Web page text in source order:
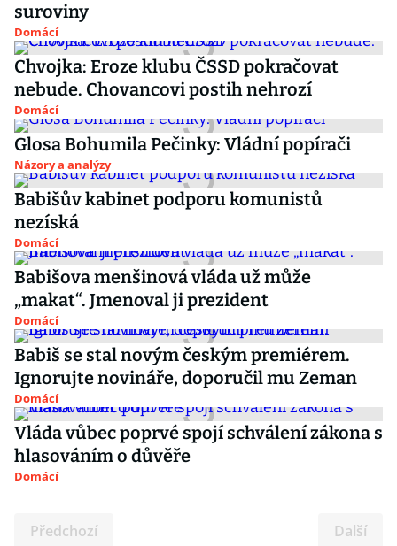
suroviny
Domácí
Chvojka: Eroze klubu ČSSD pokračovat
nebude. Chovancovi postih nehrozí
Domácí
Glosa Bohumila Pečinky: Vládní popírači
Názory a analýzy
Babišův kabinet podporu komunistů
nezíská
Domácí
Babišova menšinová vláda už může
„makat“. Jmenoval ji prezident
Domácí
Babiš se stal novým českým premiérem.
Ignorujte novináře, doporučil mu Zeman
Domácí
Vláda vůbec poprvé spojí schválení zákona s
hlasováním o důvěře
Domácí
Předchozí Další